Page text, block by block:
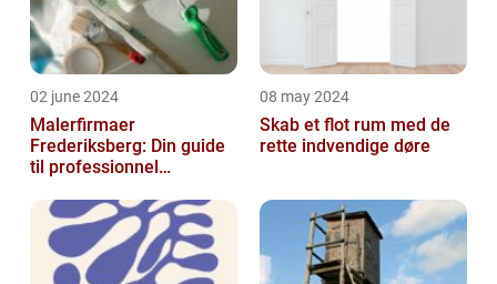
02 june 2024
Malerfirmaer
Frederiksberg: Din guide
til professionnel
08 may 2024
Skab et flot rum med de
rette indvendige døre